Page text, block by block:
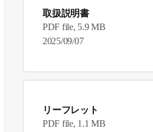
取扱説明書
PDF file, 5.9 MB
2025/09/07
リーフレット
PDF file, 1.1 MB